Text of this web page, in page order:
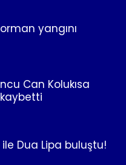
yangını
Can Kolukısa
kaybetti
Dua Lipa buluştu!